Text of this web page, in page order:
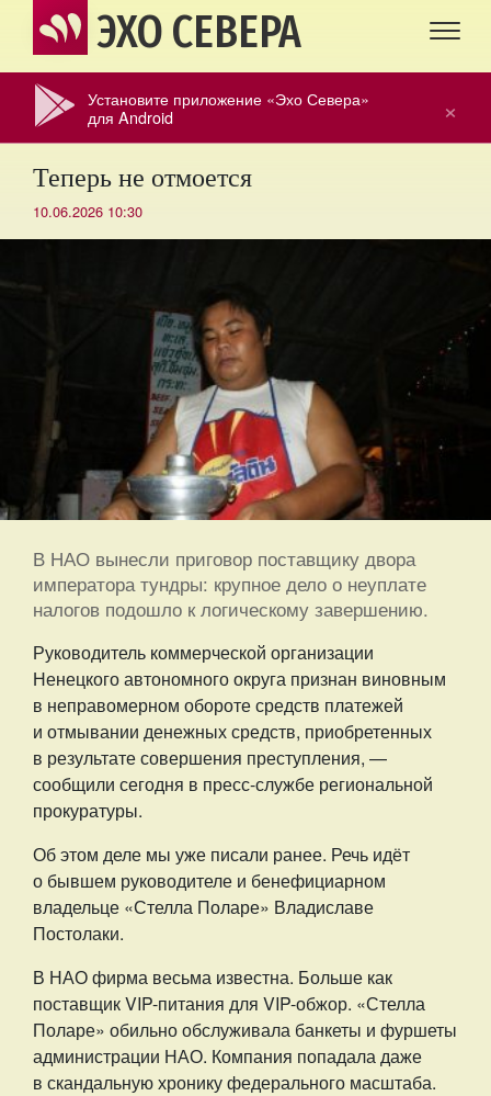
ЭХО СЕВЕРА
×
Установите приложение «Эхо Севера»
для Android
Теперь не отмоется
10.06.2026 10:30
В НАО вынесли приговор поставщику двора
императора тундры: крупное дело о неуплате
налогов подошло к логическому завершению.
Руководитель коммерческой организации
Ненецкого автономного округа признан виновным
в неправомерном обороте средств платежей
и отмывании денежных средств, приобретенных
в результате совершения преступления, —
сообщили сегодня в пресс-службе региональной
прокуратуры.
Об этом деле мы уже писали ранее. Речь идёт
о бывшем руководителе и бенефициарном
владельце «Стелла Поларе» Владиславе
Постолаки.
В НАО фирма весьма известна. Больше как
поставщик VIP-питания для VIP-обжор. «Стелла
Поларе» обильно обслуживала банкеты и фуршеты
администрации НАО. Компания попадала даже
в скандальную хронику федерального масштаба.